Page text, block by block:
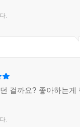
.
걸까요? 좋아하는게
.